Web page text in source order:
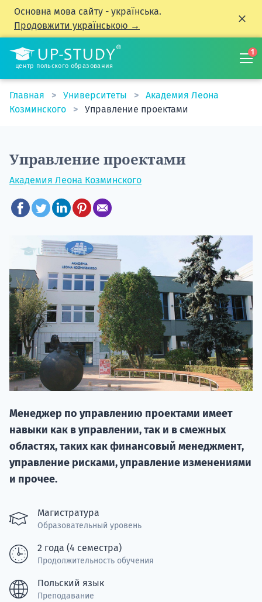
Основна мова сайту - українська.
Продовжити українською →
центр польского образования
1
Главная Университеты
Академия Леона
Козминского
Управление проектами
Управление проектами
Академия Леона Козминского
Менеджер по управлению проектами имеет
навыки как в управлении, так и в смежных
областях, таких как финансовый менеджмент,
управление рисками, управление изменениями
и прочее.
Магистратура
Образовательный уровень
2 года (4 семестра)
Продолжительность обучения
Польский язык
Преподавание